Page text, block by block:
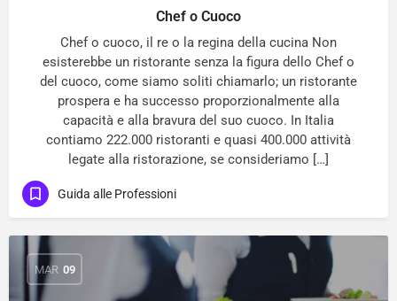
Chef o Cuoco
Chef o cuoco, il re o la regina della cucina Non
esisterebbe un ristorante senza la figura dello Chef o
del cuoco, come siamo soliti chiamarlo; un ristorante
prospera e ha successo proporzionalmente alla
capacità e alla bravura del suo cuoco. In Italia
contiamo 222.000 ristoranti e quasi 400.000 attività
legate alla ristorazione, se consideriamo […]
Guida alle Professioni
MAR 09